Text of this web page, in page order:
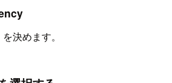
決めます。